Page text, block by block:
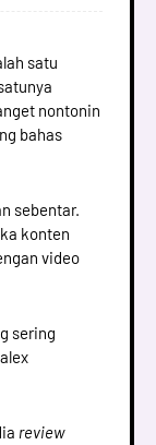
satu
nontonin
bahas
sebentar.
konten
video
sering
review